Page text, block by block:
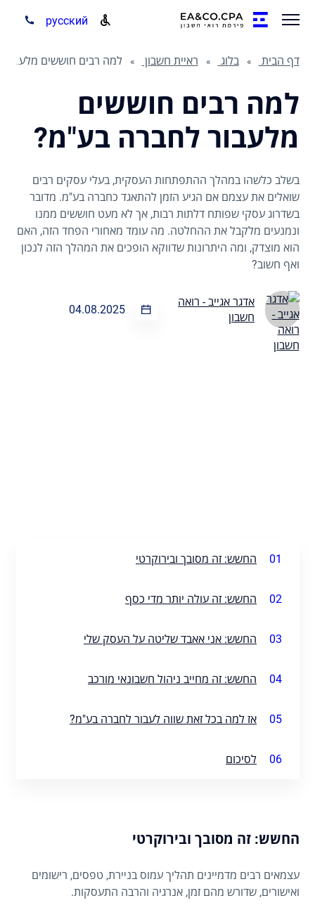
русский
דף הבית בלוג ראיית חשבון למה רבים חוששים מלעבור לחברה בע"מ?
למה רבים חוששים
מלעבור לחברה בע"מ?
בשלב כלשהו במהלך ההתפתחות העסקית, בעלי עסקים רבים
שואלים את עצמם אם הגיע הזמן להתאגד כחברה בע"מ. מדובר
בשדרוג עסקי שפותח דלתות רבות, אך לא מעט חוששים ממנו
ונמנעים מלקבל את ההחלטה. מה עומד מאחורי הפחד הזה, האם
הוא מוצדק, ומה היתרונות שדווקא הופכים את המהלך הזה לנכון
ואף חשוב?
אדגר אגייב - רואה
חשבון
04.08.2025
01 החשש: זה מסובך ובירוקרטי
02 החשש: זה עולה יותר מדי כסף
03 החשש: אני אאבד שליטה על העסק שלי
04 החשש: זה מחייב ניהול חשבונאי מורכב
05 אז למה בכל זאת שווה לעבור לחברה בע"מ?
06 לסיכום
החשש: זה מסובך ובירוקרטי
עצמאים רבים מדמיינים תהליך עמוס בניירת, טפסים, רישומים
ואישורים, שדורש מהם זמן, אנרגיה והרבה התעסקות.